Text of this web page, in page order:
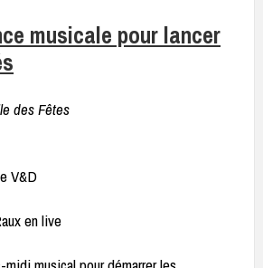
musicale pour lancer
des Fêtes
V&D
en live